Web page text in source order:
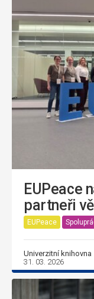
EUPeace
partneři
EUPeace
Univerzitní knihovna
31. 03. 2026